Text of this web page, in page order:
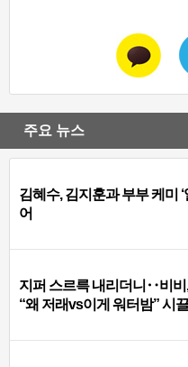
주요 뉴스
김혜수, 김지훈과 부부 케미
어
지퍼 스르륵 내리더니‥비비
“왜 저래vs이게 워터밤” 시끌